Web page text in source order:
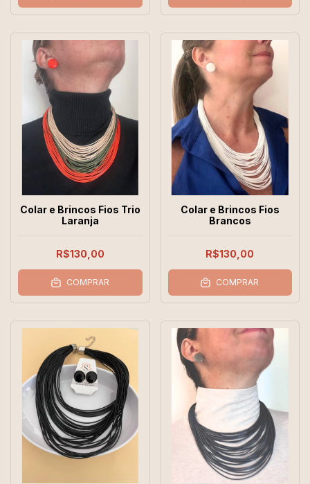
Colar e Brincos Fios Trio
Laranja
R$130,00
COMPRAR
Colar e Brincos Fios
Brancos
R$130,00
COMPRAR